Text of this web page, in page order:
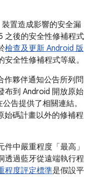
置造成影響的安全漏
後的安全性修補程式
檢查及更新 Android 版
全性修補程式等級。
作夥伴通知公告所列問
布到 Android 開放原始
告提供了相關連結。
始碼計畫以外的修補程
中嚴重程度「最高」
透過藍牙從遠端執行程
程度評定標準是假設平